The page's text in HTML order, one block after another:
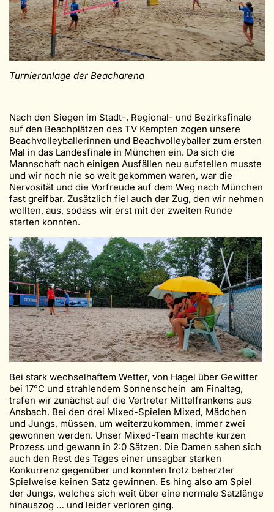
Turnieranlage der Beacharena
Nach den Siegen im Stadt-, Regional- und Bezirksfinale
auf den Beachplätzen des TV Kempten zogen unsere
Beachvolleyballerinnen und Beachvolleyballer zum ersten
Mal in das Landesfinale in München ein. Da sich die
Mannschaft nach einigen Ausfällen neu aufstellen musste
und wir noch nie so weit gekommen waren, war die
Nervosität und die Vorfreude auf dem Weg nach München
fast greifbar. Zusätzlich fiel auch der Zug, den wir nehmen
wollten, aus, sodass wir erst mit der zweiten Runde
starten konnten.
Bei stark wechselhaftem Wetter, von Hagel über Gewitter
bei 17°C und strahlendem Sonnenschein am Finaltag,
trafen wir zunächst auf die Vertreter Mittelfrankens aus
Ansbach. Bei den drei Mixed-Spielen Mixed, Mädchen
und Jungs, müssen, um weiterzukommen, immer zwei
gewonnen werden. Unser Mixed-Team machte kurzen
Prozess und gewann in 2:0 Sätzen. Die Damen sahen sich
auch den Rest des Tages einer unsagbar starken
Konkurrenz gegenüber und konnten trotz beherzter
Spielweise keinen Satz gewinnen. Es hing also am Spiel
der Jungs, welches sich weit über eine normale Satzlänge
hinauszog … und leider verloren ging.